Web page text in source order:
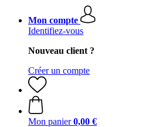
Mon compte
Identifiez-vous
Nouveau client ?
Créer un compte
Mon panier 0,00 €